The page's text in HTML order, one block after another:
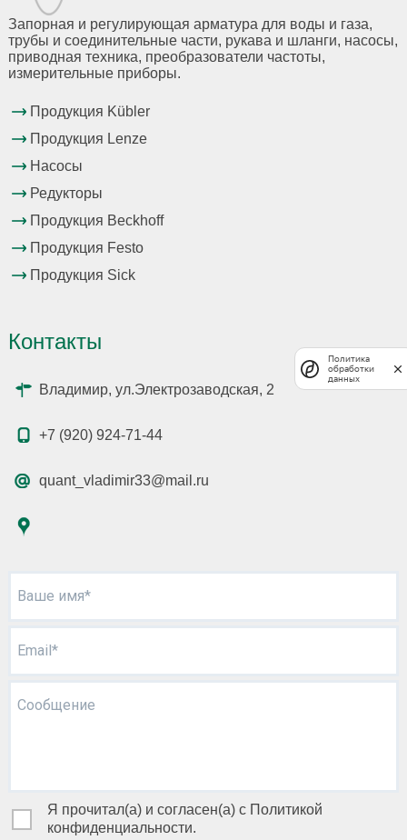
Запорная и регулирующая арматура для воды и газа,
трубы и соединительные части, рукава и шланги, насосы,
приводная техника, преобразователи частоты,
измерительные приборы.
Продукция Kübler
Продукция Lenze
Насосы
Редукторы
Продукция Beckhoff
Продукция Festo
Продукция Sick
Контакты
Владимир, ул.Электрозаводская, 2
+7 (920) 924-71-44
quant_vladimir33@mail.ru
Ваше имя*
Email*
Сообщение
Я прочитал(а) и согласен(а) с Политикой
конфиденциальности.
Политика
обработки
данных